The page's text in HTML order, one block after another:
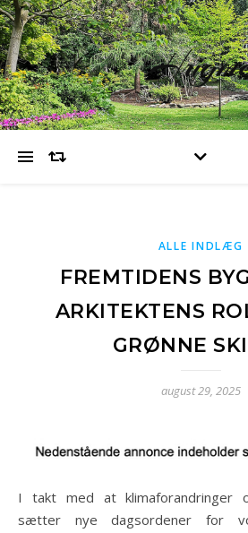
ALLE INDLÆG
FREMTIDENS
ARKITEKTENS
GRØNNE
august 29, 2025
I takt med at klimaforandringer og ressourceknaphed
sætter nye dagsordener for